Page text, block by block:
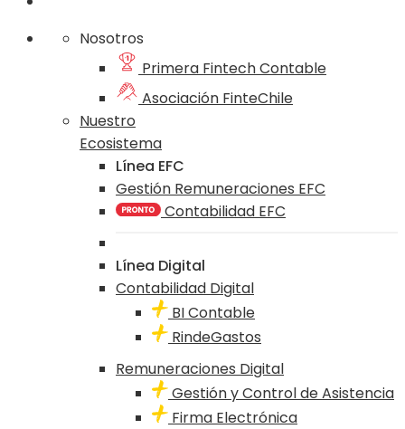
Nosotros
Primera Fintech Contable
Asociación FinteChile
Nuestro
Ecosistema
Línea EFC
Gestión Remuneraciones EFC
Contabilidad EFC
Línea Digital
Contabilidad Digital
BI Contable
RindeGastos
Remuneraciones Digital
Gestión y Control de Asistencia
Firma Electrónica